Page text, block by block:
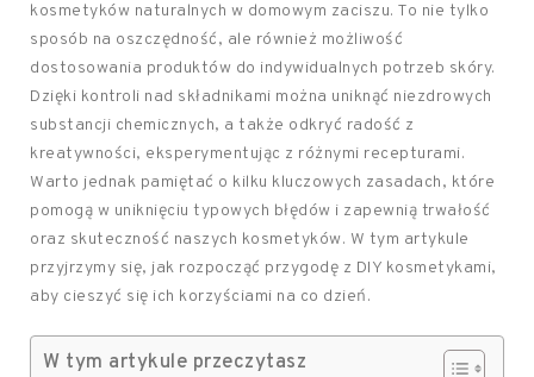
kosmetyków naturalnych w domowym zaciszu. To nie tylko
sposób na oszczędność, ale również możliwość
dostosowania produktów do indywidualnych potrzeb skóry.
Dzięki kontroli nad składnikami można uniknąć niezdrowych
substancji chemicznych, a także odkryć radość z
kreatywności, eksperymentując z różnymi recepturami.
Warto jednak pamiętać o kilku kluczowych zasadach, które
pomogą w uniknięciu typowych błędów i zapewnią trwałość
oraz skuteczność naszych kosmetyków. W tym artykule
przyjrzymy się, jak rozpocząć przygodę z DIY kosmetykami,
aby cieszyć się ich korzyściami na co dzień.
W tym artykule przeczytasz